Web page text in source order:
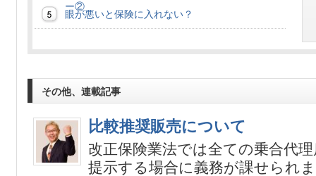
ー②
眼が悪いと保険に入れない？
その他、連載記事
比較推奨販売について
改正保険業法では全ての乗合代
提示する場合に義務が課せられ